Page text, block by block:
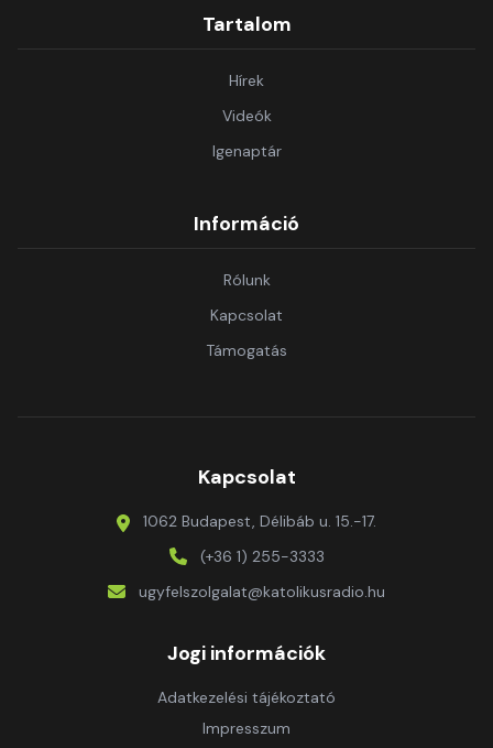
Tartalom
Hírek
Videók
Igenaptár
Információ
Rólunk
Kapcsolat
Támogatás
Kapcsolat
1062 Budapest, Délibáb u. 15.-17.
(+36 1) 255-3333
ugyfelszolgalat@katolikusradio.hu
Jogi információk
Adatkezelési tájékoztató
Impresszum